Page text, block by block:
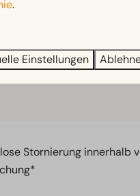
Stornierung innerhalb
.
Einstellungen